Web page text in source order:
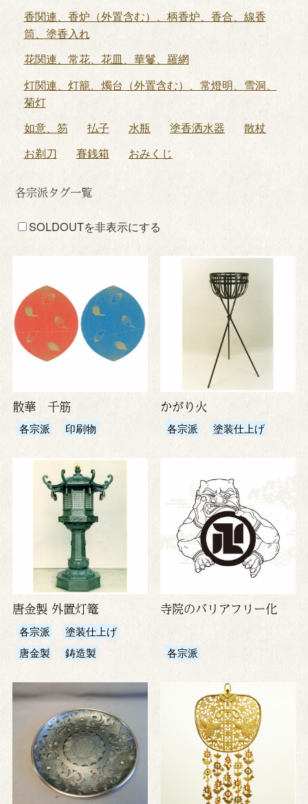
香関連、香炉（外置含む）、柄香炉、香合、線香
筒、塗香入れ
花関連、常花、花皿、華鬘、羅網
灯関連、灯籠、燭台（外置含む）、常燈明、雪洞、
菊灯
如意、笏
払子 水瓶 塗香洒水器
散杖
お剃刀
賽銭箱 おみくじ
各宗派タグ一覧
SOLDOUTを非表示にする
散華 千筋
各宗派 印刷物
かがり火
各宗派 塗装仕上げ
唐金製 外置灯篭
各宗派
塗装仕上げ
唐金製
鋳造製
寺院のバリアフリー化
各宗派